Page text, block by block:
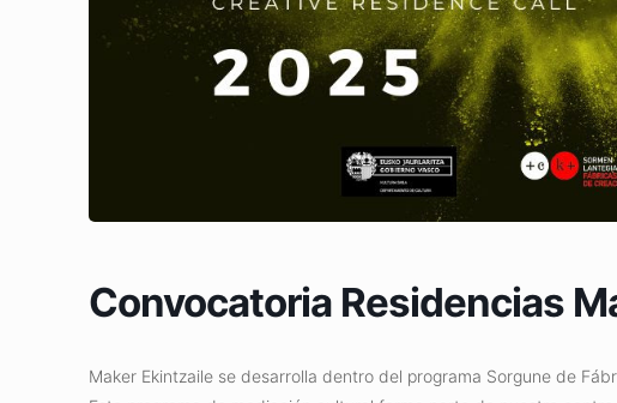
Convocatoria Residencias
Maker Ekintzaile se desarrolla dentro del programa Sorgune de